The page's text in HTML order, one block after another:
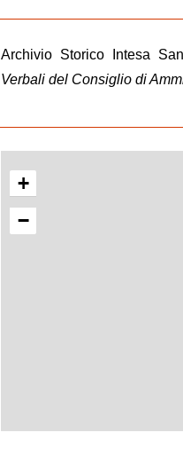
Archivio Storico Intesa
Verbali del Consiglio di
+
−